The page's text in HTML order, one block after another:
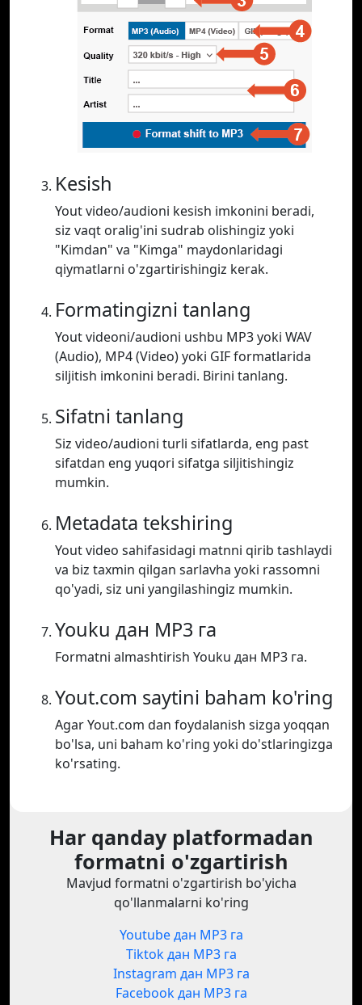
Kesish
Yout video/audioni kesish imkonini beradi,
siz vaqt oralig'ini sudrab olishingiz yoki
"Kimdan" va "Kimga" maydonlaridagi
qiymatlarni o'zgartirishingiz kerak.
Formatingizni tanlang
Yout videoni/audioni ushbu MP3 yoki WAV
(Audio), MP4 (Video) yoki GIF formatlarida
siljitish imkonini beradi. Birini tanlang.
Sifatni tanlang
Siz video/audioni turli sifatlarda, eng past
sifatdan eng yuqori sifatga siljitishingiz
mumkin.
Metadata tekshiring
Yout video sahifasidagi matnni qirib tashlaydi
va biz taxmin qilgan sarlavha yoki rassomni
qo'yadi, siz uni yangilashingiz mumkin.
Youku дан MP3 га
Formatni almashtirish Youku дан MP3 га.
Yout.com saytini baham ko'ring
Agar Yout.com dan foydalanish sizga yoqqan
bo'lsa, uni baham ko'ring yoki do'stlaringizga
ko'rsating.
Har qanday platformadan
formatni o'zgartirish
Mavjud formatni o'zgartirish bo'yicha
qo'llanmalarni ko'ring
Youtube дан MP3 га
Tiktok дан MP3 га
Instagram дан MP3 га
Facebook дан MP3 га